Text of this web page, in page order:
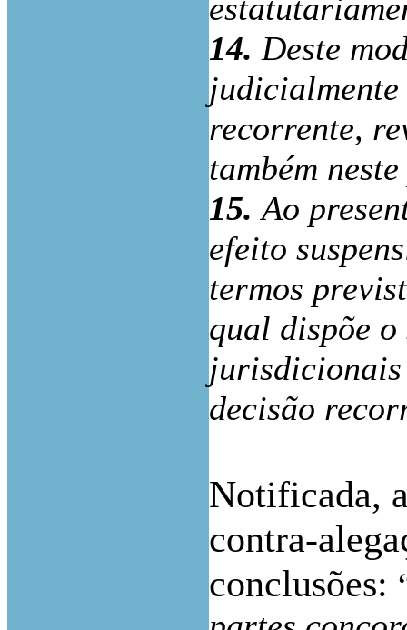
14. Deste
judicialmente
recorrente,
também
15.Ao
efeito
termos
qual dispõe
jurisdicionais
decisão
Notificada,
contra-
conclusões: